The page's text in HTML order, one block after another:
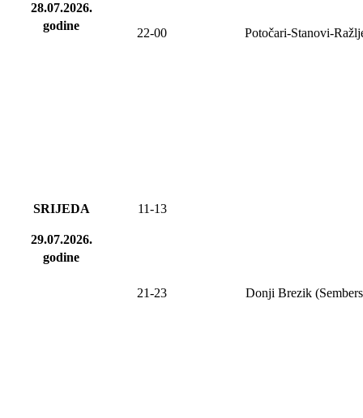
28.07.2026.
godine
22-00 Potočari-Stanovi-
SRIJEDA
29.07.2026.
godine
11-13
21-23 Donji Brezik